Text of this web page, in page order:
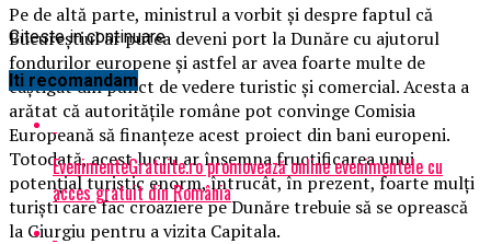
Pe de altă parte, ministrul a vorbit şi despre faptul că
Bucureştiul ar putea deveni port la Dunăre cu ajutorul
fondurilor europene şi astfel ar avea foarte multe de
câştigat din punct de vedere turistic şi comercial. Acesta a
arătat că autorităţile române pot convinge Comisia
Europeană să finanţeze acest proiect din bani europeni.
Totodată, acest lucru ar însemna fructificarea unui
potenţial turistic enorm, întrucât, în prezent, foarte mulţi
turişti care fac croaziere pe Dunăre trebuie să se oprească
la Giurgiu pentru a vizita Capitala.
Citeste in continuare
Iti recomandam
EvenimenteGratuite.ro promovează online evenimentele cu
acces gratuit din România